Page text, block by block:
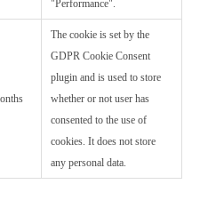
"Performance".
The cookie is set by the
GDPR Cookie Consent
plugin and is used to store
whether or not user has
consented to the use of
cookies. It does not store
any personal data.